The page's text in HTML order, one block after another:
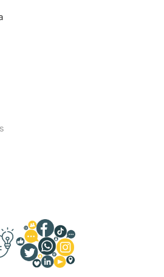
mitjana de les valoracions és de 0